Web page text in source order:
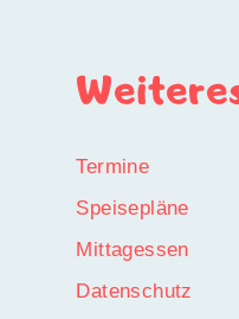
Termine
Speisepläne
Mittagessen
Datenschutz